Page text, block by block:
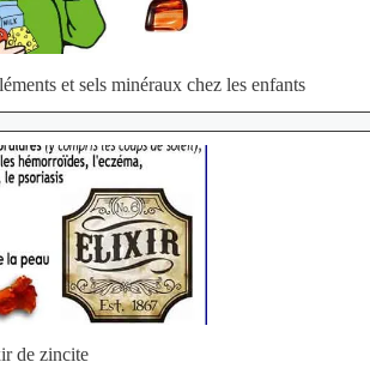
et sels minéraux chez les enfants
de zincite